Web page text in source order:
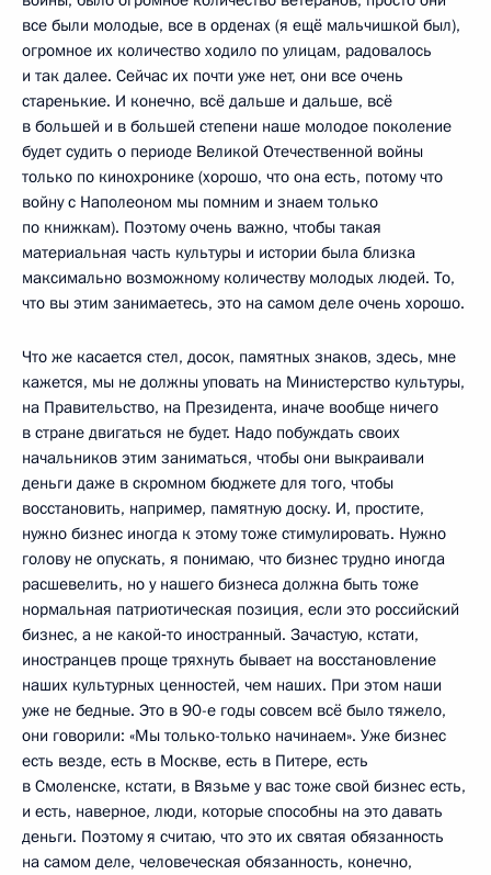
все были молодые, все в орденах (я ещё мальчишкой был),
огромное их количество ходило по улицам, радовалось
и так далее. Сейчас их почти уже нет, они все очень
старенькие. И конечно, всё дальше и дальше, всё
в большей и в большей степени наше молодое поколение
будет судить о периоде Великой Отечественной войны
только по кинохронике (хорошо, что она есть, потому что
войну с Наполеоном мы помним и знаем только
по книжкам). Поэтому очень важно, чтобы такая
материальная часть культуры и истории была близка
максимально возможному количеству молодых людей. То,
что вы этим занимаетесь, это на самом деле очень хорошо.
Что же касается стел, досок, памятных знаков, здесь, мне
кажется, мы не должны уповать на Министерство культуры,
на Правительство, на Президента, иначе вообще ничего
в стране двигаться не будет. Надо побуждать своих
начальников этим заниматься, чтобы они выкраивали
деньги даже в скромном бюджете для того, чтобы
восстановить, например, памятную доску. И, простите,
нужно бизнес иногда к этому тоже стимулировать. Нужно
голову не опускать, я понимаю, что бизнес трудно иногда
расшевелить, но у нашего бизнеса должна быть тоже
нормальная патриотическая позиция, если это российский
бизнес, а не какой‑то иностранный. Зачастую, кстати,
иностранцев проще тряхнуть бывает на восстановление
наших культурных ценностей, чем наших. При этом наши
уже не бедные. Это в 90-е годы совсем всё было тяжело,
они говорили: «Мы только-только начинаем». Уже бизнес
есть везде, есть в Москве, есть в Питере, есть
в Смоленске, кстати, в Вязьме у вас тоже свой бизнес есть,
и есть, наверное, люди, которые способны на это давать
деньги. Поэтому я считаю, что это их святая обязанность
на самом деле, человеческая обязанность, конечно,